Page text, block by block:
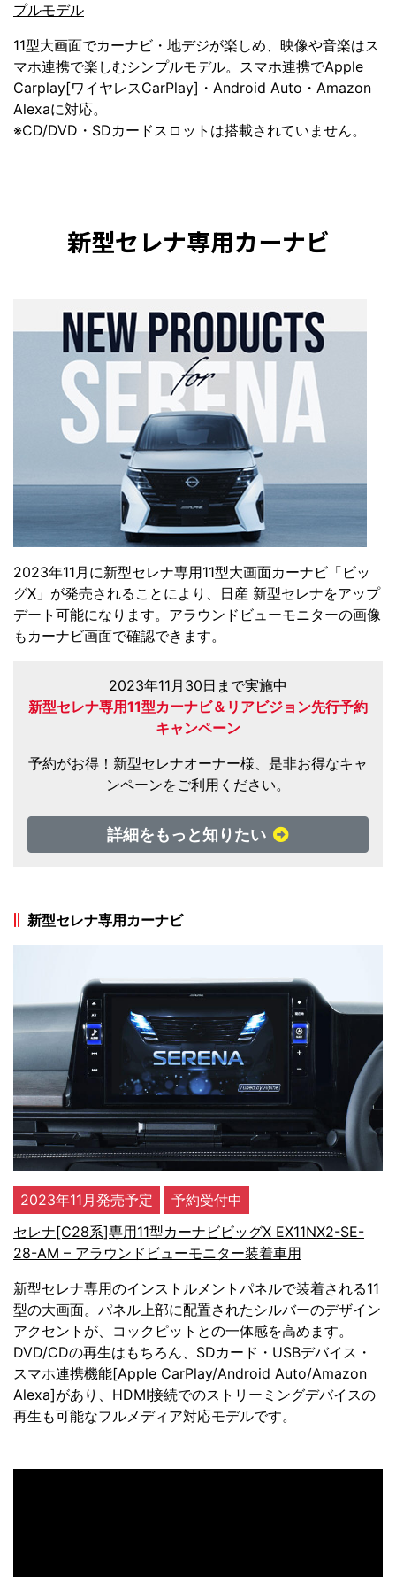
プルモデル
11型大画面でカーナビ・地デジが楽しめ、映像や音楽はス
マホ連携で楽しむシンプルモデル。スマホ連携でApple
Carplay[ワイヤレスCarPlay]・Android Auto・Amazon
Alexaに対応。
※CD/DVD・SDカードスロットは搭載されていません。
新型セレナ専用カーナビ
2023年11月に新型セレナ専用11型大画面カーナビ「ビッ
グX」が発売されることにより、日産 新型セレナをアップ
デート可能になります。アラウンドビューモニターの画像
もカーナビ画面で確認できます。
2023年11月30日まで実施中
新型セレナ専用11型カーナビ＆リアビジョン先行予約
キャンペーン
予約がお得！新型セレナオーナー様、是非お得なキャ
ンペーンをご利用ください。
詳細をもっと知りたい
新型セレナ専用カーナビ
2023年11月発売予定
予約受付中
セレナ[C28系]専用11型カーナビビッグX EX11NX2-SE-
28-AM – アラウンドビューモニター装着車用
新型セレナ専用のインストルメントパネルで装着される11
型の大画面。パネル上部に配置されたシルバーのデザイン
アクセントが、コックピットとの一体感を高めます。
DVD/CDの再生はもちろん、SDカード・USBデバイス・
スマホ連携機能[Apple CarPlay/Android Auto/Amazon
Alexa]があり、HDMI接続でのストリーミングデバイスの
再生も可能なフルメディア対応モデルです。